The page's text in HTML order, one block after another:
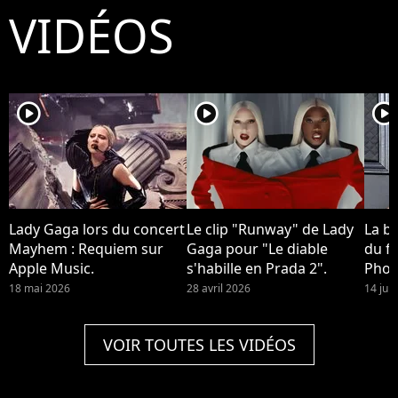
VIDÉOS
player2
Lady Gaga lors du concert
Mayhem : Requiem sur
Apple Music.
18 mai 2026
player2
Le clip "Runway" de Lady
Gaga pour "Le diable
s'habille en Prada 2".
28 avril 2026
player2
La
du
14
VOIR TOUTES LES VIDÉOS